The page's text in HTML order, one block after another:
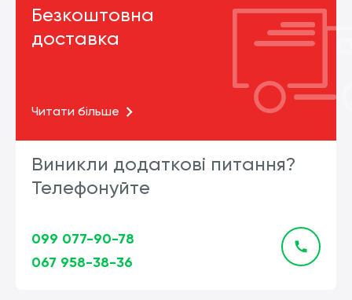
Безкоштовна
доставка
Читати більше
Виникли додаткові питання?
Телефонуйте
099 077-90-78
067 958-38-36